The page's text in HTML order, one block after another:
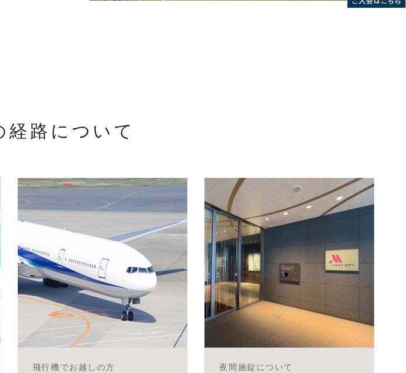
路について
飛行機でお越しの方 夜間施錠について